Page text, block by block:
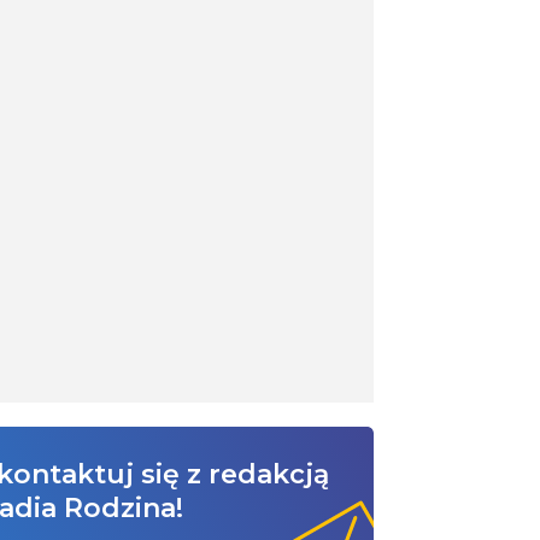
się z redakcją
Rodzina!